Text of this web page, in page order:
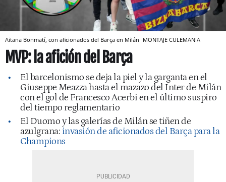
Aitana Bonmatí, con aficionados del Barça en Milán MONTAJE CULEMANIA
MVP: la afición del Barça
El barcelonismo se deja la piel y la garganta en el
Giuseppe Meazza hasta el mazazo del Inter de Milán
con el gol de Francesco Acerbi en el último suspiro
del tiempo reglamentario
El Duomo y las galerías de Milán se tiñen de
azulgrana: invasión de aficionados del Barça para la
Champions